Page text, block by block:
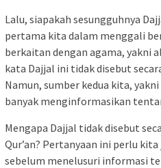
Lalu, siapakah sesungguhnya
pertama kita dalam menggali
berkaitan dengan agama, yakni
kata Dajjal ini tidak disebut
Namun, sumber kedua kita,
banyak menginformasikan
Mengapa Dajjal tidak disebut
Qur’an? Pertanyaan ini perlu
sebelum menelusuri informasi